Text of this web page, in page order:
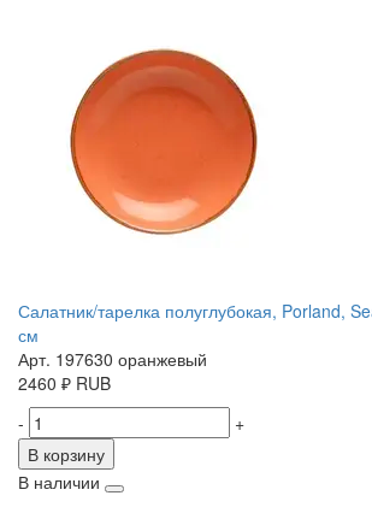
Салатник/тарелка полуглубокая, Porland,
см
Арт. 197630 оранжевый
2460 ₽ RUB
-
+
В корзину
В наличии